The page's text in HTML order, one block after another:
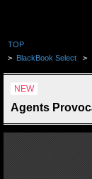
TOP
> BlackBook Select >
NEW
Agents